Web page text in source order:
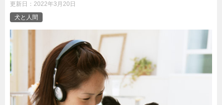
更新日： 2022年3月20日
犬と人間